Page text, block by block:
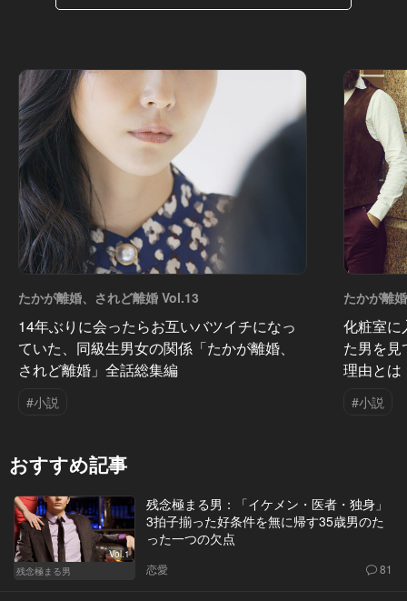
たかが離婚、されど離婚 Vol.13
14年ぶりに会ったらお互いバツイチになっ
ていた、同級生男女の関係「たかが離婚、
されど離婚」全話総集編
#小説
たかが離
化粧室に
た男を
理由とは
#小説
おすすめ記事
Vol.1
残念極まる男
残念極まる男：「イケメン・医者・独身」
3拍子揃った好条件を無に帰す35歳男のた
った一つの欠点
恋愛 81